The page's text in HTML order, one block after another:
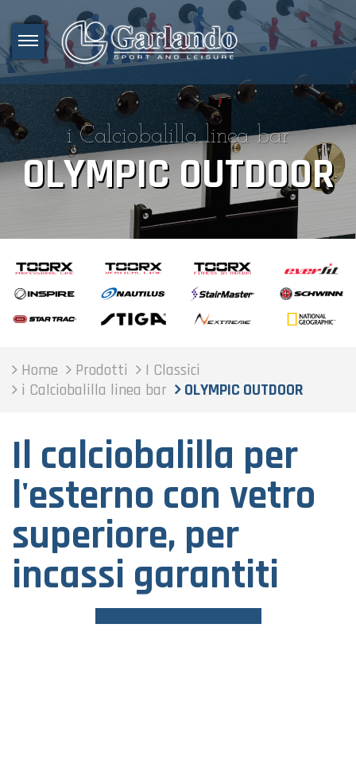
i Calciobalilla linea bar
OLYMPIC OUTDOOR
Home Prodotti
I Classici
i Calciobalilla linea bar
OLYMPIC OUTDOOR
Il calciobalilla per
l'esterno con vetro
superiore, per
incassi garantiti